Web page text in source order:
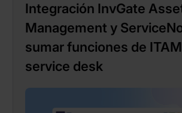
Integración InvGate
Management y
sumar funciones de
service desk